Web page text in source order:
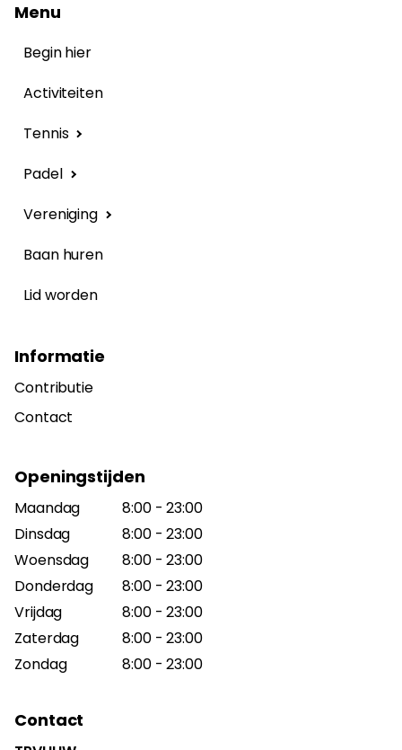
Menu
Begin hier
Activiteiten
Tennis
Padel
Vereniging
Baan huren
Lid worden
Informatie
Contributie
Contact
Openingstijden
Maandag
Dinsdag
Woensdag
Donderdag
Vrijdag
Zaterdag
Zondag
8:00 - 23:00
8:00 - 23:00
8:00 - 23:00
8:00 - 23:00
8:00 - 23:00
8:00 - 23:00
8:00 - 23:00
Contact